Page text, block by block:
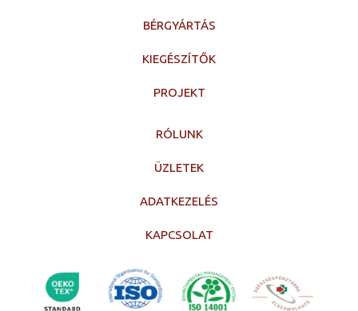
BÉRGYÁRTÁS
KIEGÉSZÍTŐK
PROJEKT
RÓLUNK
ÜZLETEK
ADATKEZELÉS
KAPCSOLAT